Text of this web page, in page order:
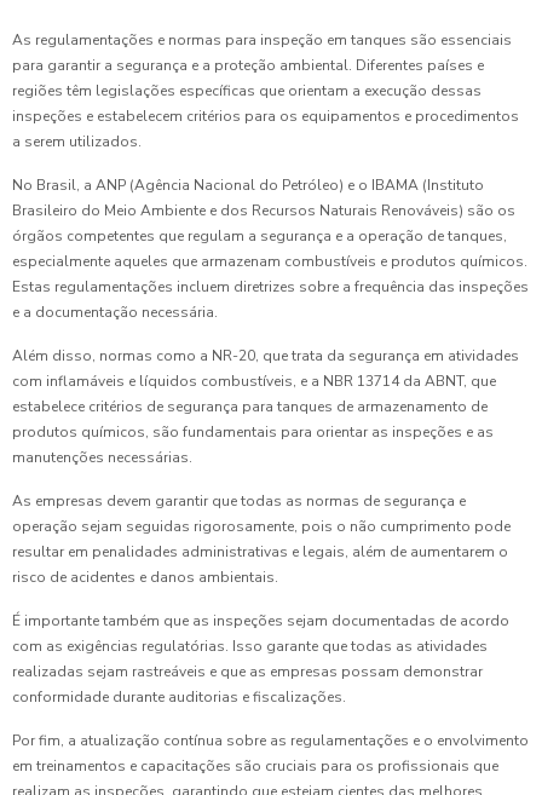
As regulamentações e normas para inspeção em tanques são essenciais
para garantir a segurança e a proteção ambiental. Diferentes países e
regiões têm legislações específicas que orientam a execução dessas
inspeções e estabelecem critérios para os equipamentos e procedimentos
a serem utilizados.
No Brasil, a ANP (Agência Nacional do Petróleo) e o IBAMA (Instituto
Brasileiro do Meio Ambiente e dos Recursos Naturais Renováveis) são os
órgãos competentes que regulam a segurança e a operação de tanques,
especialmente aqueles que armazenam combustíveis e produtos químicos.
Estas regulamentações incluem diretrizes sobre a frequência das inspeções
e a documentação necessária.
Além disso, normas como a NR-20, que trata da segurança em atividades
com inflamáveis e líquidos combustíveis, e a NBR 13714 da ABNT, que
estabelece critérios de segurança para tanques de armazenamento de
produtos químicos, são fundamentais para orientar as inspeções e as
manutenções necessárias.
As empresas devem garantir que todas as normas de segurança e
operação sejam seguidas rigorosamente, pois o não cumprimento pode
resultar em penalidades administrativas e legais, além de aumentarem o
risco de acidentes e danos ambientais.
É importante também que as inspeções sejam documentadas de acordo
com as exigências regulatórias. Isso garante que todas as atividades
realizadas sejam rastreáveis e que as empresas possam demonstrar
conformidade durante auditorias e fiscalizações.
Por fim, a atualização contínua sobre as regulamentações e o envolvimento
em treinamentos e capacitações são cruciais para os profissionais que